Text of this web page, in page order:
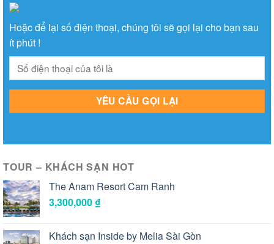
Hoặc để lại số điện thoại, chúng tôi sẽ gọi lại cho bạn sau
ít phút !
TOUR – KHÁCH SẠN HOT
The Anam Resort Cam Ranh
3,300,000 ₫
Khách sạn Inside by Melia Sài Gòn